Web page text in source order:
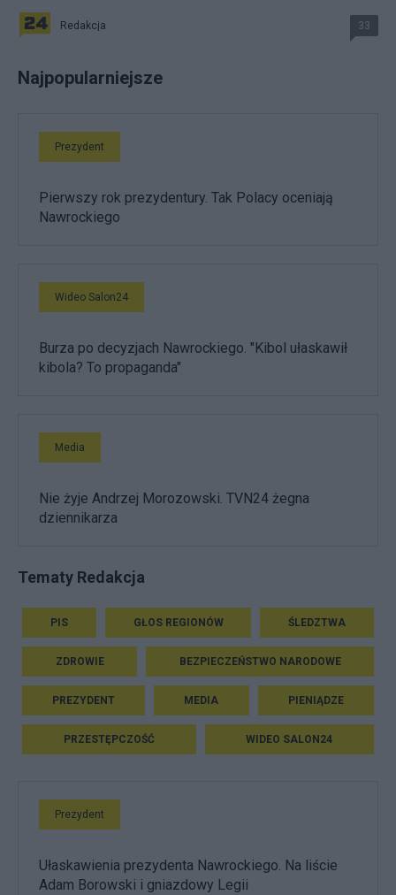
Redakcja 33
Najpopularniejsze
Prezydent
Pierwszy rok prezydentury. Tak Polacy oceniają
Nawrockiego
Wideo Salon24
Burza po decyzjach Nawrockiego. "Kibol ułaskawił
kibola? To propaganda"
Media
Nie żyje Andrzej Morozowski. TVN24 żegna
dziennikarza
Tematy Redakcja
PIS GŁOS REGIONÓW ŚLEDZTWA
ZDROWIE BEZPIECZEŃSTWO NARODOWE
PREZYDENT MEDIA PIENIĄDZE
PRZESTĘPCZOŚĆ WIDEO SALON24
Prezydent
Ułaskawienia prezydenta Nawrockiego. Na liście
Adam Borowski i gniazdowy Legii